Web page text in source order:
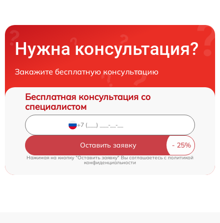
Нужна консультация?
Закажите бесплатную консультацию
Бесплатная консультация со
специалистом
Оставить заявку
Нажимая на кнопку "Оставить заявку" Вы соглашаетесь cполитикой
конфиденциальности